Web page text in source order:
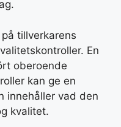
tillverkarens
En
oberoende
kan ge en
innehåller vad den
kvalitet.